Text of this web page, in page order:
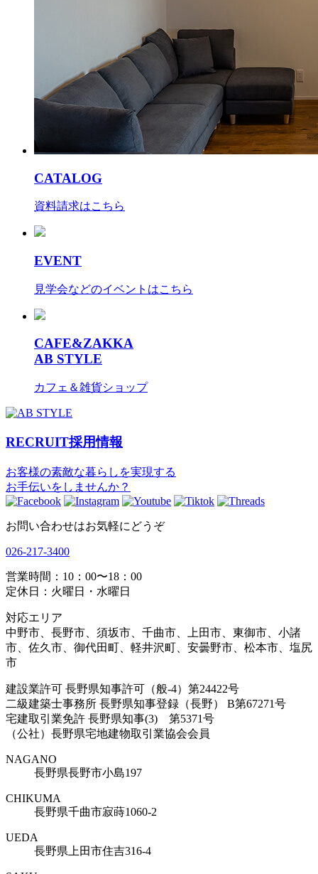
CATALOG
資料請求はこちら
EVENT
見学会などのイベントはこちら
CAFE&ZAKKA
AB STYLE
カフェ＆雑貨ショップ
RECRUIT採用情報
お客様の素敵な暮らしを実現する
お手伝いをしませんか？
お問い合わせはお気軽にどうぞ
026-217-3400
営業時間：10：00〜18：00
定休日：火曜日・水曜日
対応エリア
中野市、長野市、須坂市、千曲市、上田市、東御市、小諸
市、佐久市、御代田町、軽井沢町、安曇野市、松本市、塩尻
市
建設業許可 長野県知事許可（般-4）第24422号
二級建築士事務所 長野県知事登録（長野） B第67271号
宅建取引業免許 長野県知事(3) 第5371号
（公社）長野県宅地建物取引業協会会員
NAGANO
長野県長野市小島197
CHIKUMA
長野県千曲市寂蒔1060-2
UEDA
長野県上田市住吉316-4